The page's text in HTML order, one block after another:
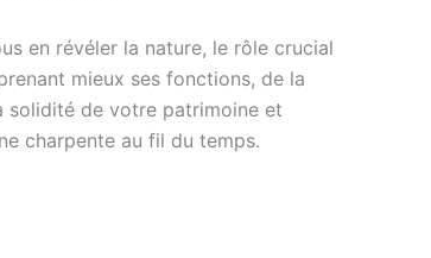
en révéler la nature, le rôle crucial
mieux ses fonctions, de la
solidité de votre patrimoine et
charpente au fil du temps.